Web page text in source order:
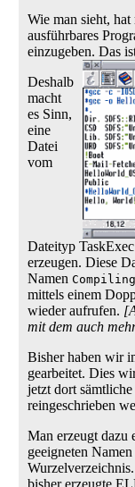
Wie man sieht,
ausführbares
einzugeben. Das
Deshalb
macht
es Sinn,
eine
Datei
vom
Dateityp
erzeugen. Diese
Namen
mittels einem
wieder aufrufen.
mit dem auch
Bisher haben wir
gearbeitet. Dies
jetzt dort
reingeschrieben
Man erzeugt dazu
geeigneten